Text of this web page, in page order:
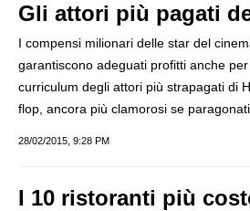
Gli attori più pagati
I compensi milionari delle star del
garantiscono adeguati profitti anche
curriculum degli attori più strapagati di
flop, ancora più clamorosi se
28/02/2015, 9:28 PM
I 10 ristoranti più